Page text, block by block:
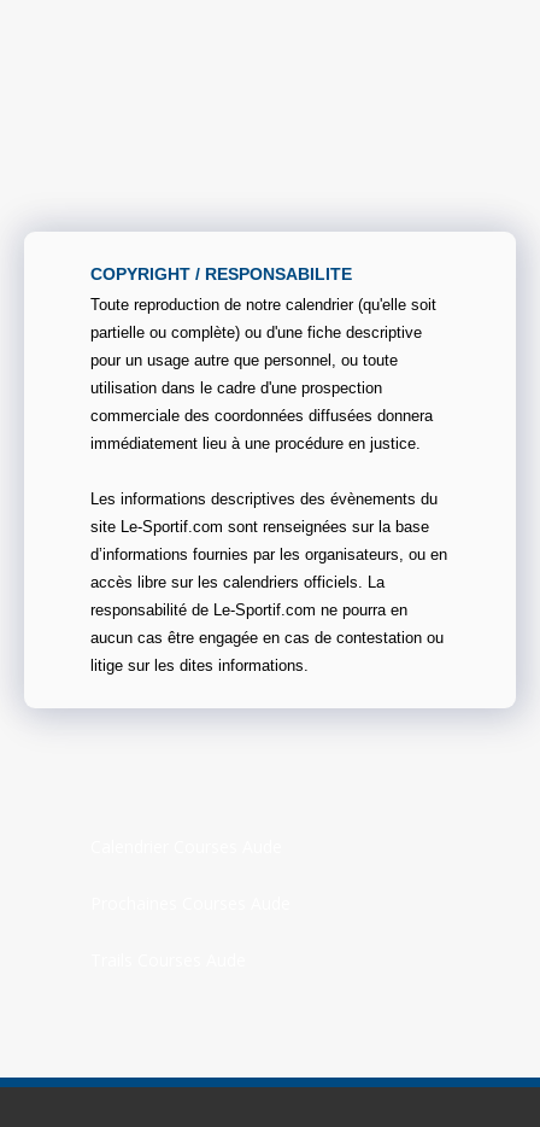
COPYRIGHT / RESPONSABILITE
Toute reproduction de notre calendrier (qu'elle soit
partielle ou complète) ou d'une fiche descriptive
pour un usage autre que personnel, ou toute
utilisation dans le cadre d'une prospection
commerciale des coordonnées diffusées donnera
immédiatement lieu à une procédure en justice.
Les informations descriptives des évènements du
site Le-Sportif.com sont renseignées sur la base
d’informations fournies par les organisateurs, ou en
accès libre sur les calendriers officiels. La
responsabilité de Le-Sportif.com ne pourra en
aucun cas être engagée en cas de contestation ou
litige sur les dites informations.